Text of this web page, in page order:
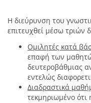
Η διεύρυνση του
επιτευχθεί μέσω τριών
Ομιλητές κατά
επαφή των
δευτεροβάθμιας
εντελώς
Διαδραστικά
τεκμηριωμένο